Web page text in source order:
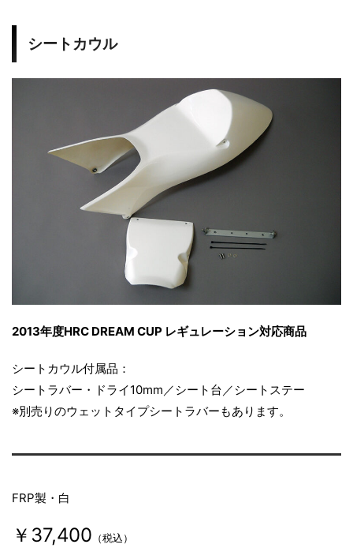
シートカウル
2013年度HRC DREAM CUP レギュレーション対応商品
シートカウル付属品：
シートラバー・ドライ10mm／シート台／シートステー
※別売りのウェットタイプシートラバーもあります。
FRP製・白
￥37,400 （税込）